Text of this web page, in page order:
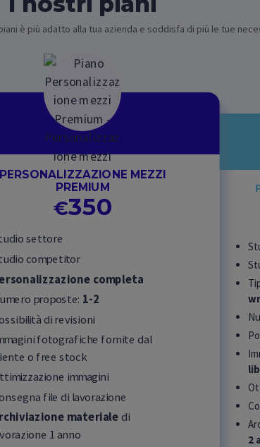
è più adatto alla tua azienda e soddisfa di più le tue
PERSONALIZZAZIONE MEZZI
PREMIUM
€350
settore
competitor
completa
proposte: 1-2
di revisioni
fotografiche fornite dal
o free stock
immagini
file di lavorazione
materialedi
1 anno
2